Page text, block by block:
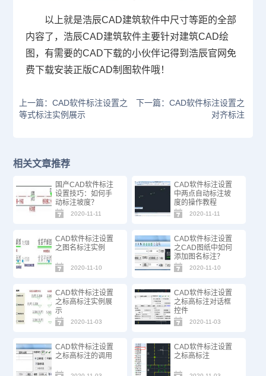
以上就是浩辰CAD建筑软件中尺寸等距的全部
内容了，浩辰CAD建筑软件主要针对建筑CAD绘
图，有需要的CAD下载的小伙伴记得到浩辰官网免
费下载安装正版CAD制图软件哦！
上一篇：CAD软件标注设置之
等式标注实例展示
下一篇：CAD软件标注设置之
对齐标注
相关文章推荐
国产CAD软件标注
设置技巧：如何手
动标注坡度？
2020-11-11
CAD软件标注设置
中两点自动标注坡
度的操作教程
2020-11-11
CAD软件标注设置
之图名标注实例
2020-11-10
CAD软件标注设置
之CAD图纸中如何
添加图名标注？
2020-11-10
CAD软件标注设置
之标高标注实例展
示
2020-11-03
CAD软件标注设置
之标高标注对话框
控件
2020-11-03
CAD软件标注设置
之标高标注的调用
CAD软件标注设置
之标高标注